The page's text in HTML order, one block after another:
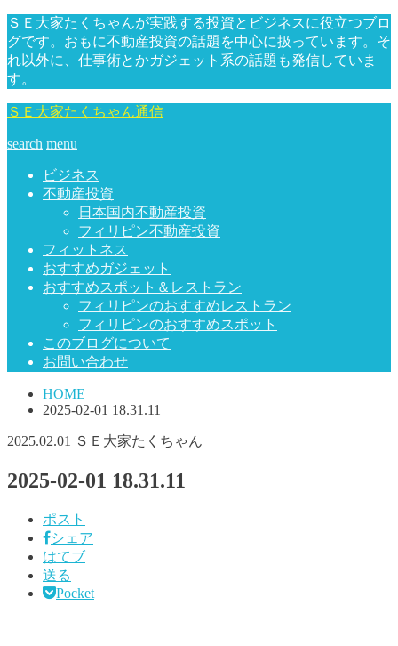
ＳＥ大家たくちゃんが実践する投資とビジネスに役立つブロ
グです。おもに不動産投資の話題を中心に扱っています。そ
れ以外に、仕事術とかガジェット系の話題も発信していま
す。
ＳＥ大家たくちゃん通信
search menu
ビジネス
不動産投資
日本国内不動産投資
フィリピン不動産投資
フィットネス
おすすめガジェット
おすすめスポット＆レストラン
フィリピンのおすすめレストラン
フィリピンのおすすめスポット
このブログについて
お問い合わせ
HOME
2025-02-01 18.31.11
2025.02.01 ＳＥ大家たくちゃん
2025-02-01 18.31.11
ポスト
シェア
はてブ
送る
Pocket